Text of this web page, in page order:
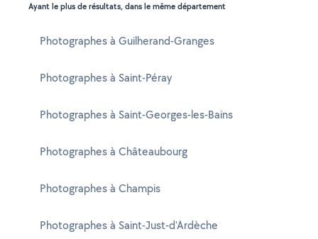
Ayant le plus de résultats, dans le même département
Photographes à Guilherand-Granges
Photographes à Saint-Péray
Photographes à Saint-Georges-les-Bains
Photographes à Châteaubourg
Photographes à Champis
Photographes à Saint-Just-d'Ardèche